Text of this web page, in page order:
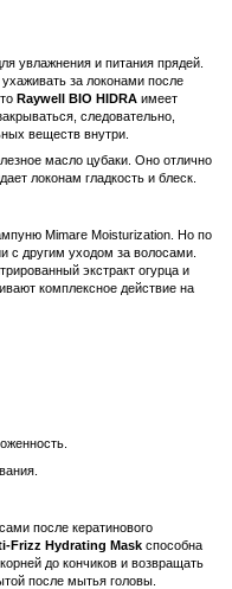
увлажнения и питания прядей.
за локонами после
Raywell BIO HIDRA имеет
следовательно,
веществ внутри.
масло цубаки. Оно отлично
локонам гладкость и блеск.
Mimare Moisturization. Но по
с другим уходом за волосами.
экстракт огурца и
комплексное действие на
после кератинового
Frizz Hydrating Mask способна
до кончиков и возвращать
после мытья головы.